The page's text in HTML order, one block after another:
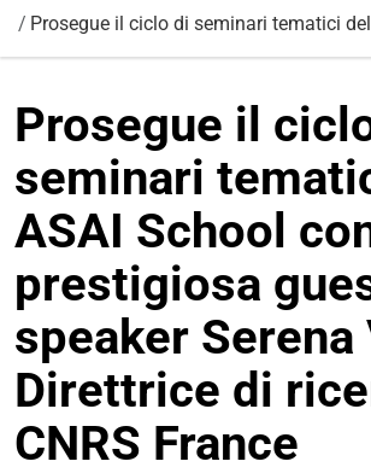
Prosegue il ciclo di seminari tematici
Prosegue il
seminari
ASAI School
prestigiosa
speaker Serena
Direttrice di
CNRS France